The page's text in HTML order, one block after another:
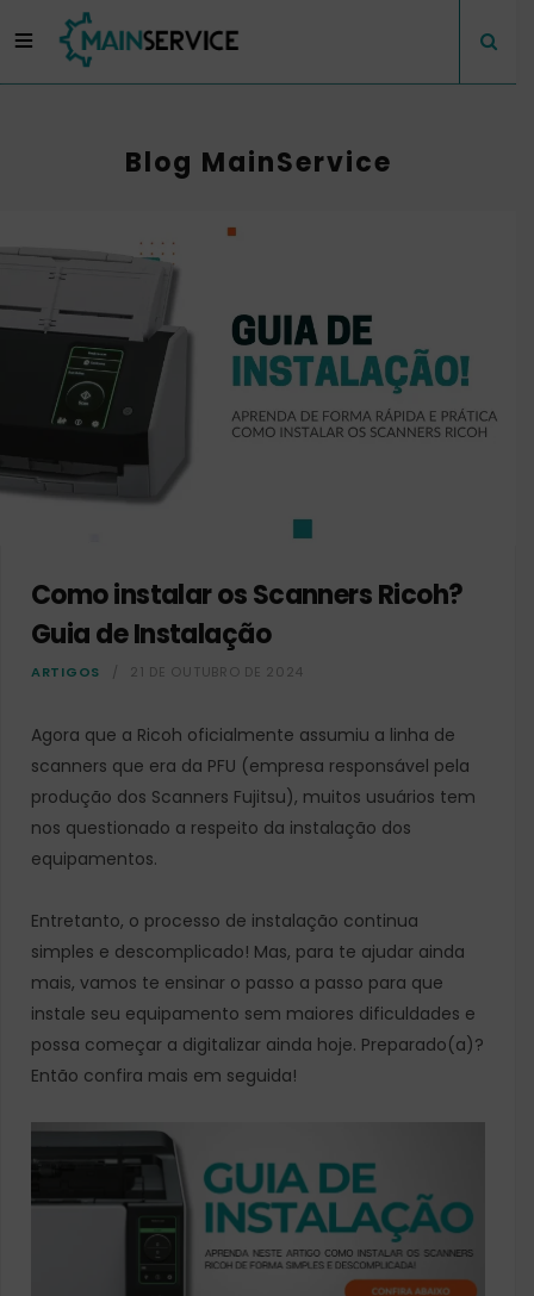
Blog MainService
Como instalar os Scanners Ricoh?
Guia de Instalação
ARTIGOS 21 DE OUTUBRO DE 2024
Agora que a Ricoh oficialmente assumiu a linha de
scanners que era da PFU (empresa responsável pela
produção dos Scanners Fujitsu), muitos usuários tem
nos questionado a respeito da instalação dos
equipamentos.
Entretanto, o processo de instalação continua
simples e descomplicado! Mas, para te ajudar ainda
mais, vamos te ensinar o passo a passo para que
instale seu equipamento sem maiores dificuldades e
possa começar a digitalizar ainda hoje. Preparado(a)?
Então confira mais em seguida!